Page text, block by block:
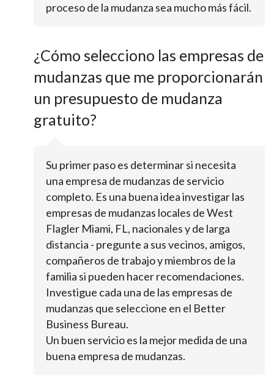
proceso de la mudanza sea mucho más fácil.
¿Cómo selecciono las empresas de
mudanzas que me proporcionarán
un presupuesto de mudanza
gratuito?
Su primer paso es determinar si necesita
una empresa de mudanzas de servicio
completo. Es una buena idea investigar las
empresas de mudanzas locales de West
Flagler Miami, FL, nacionales y de larga
distancia - pregunte a sus vecinos, amigos,
compañeros de trabajo y miembros de la
familia si pueden hacer recomendaciones.
Investigue cada una de las empresas de
mudanzas que seleccione en el Better
Business Bureau.
Un buen servicio es la mejor medida de una
buena empresa de mudanzas.